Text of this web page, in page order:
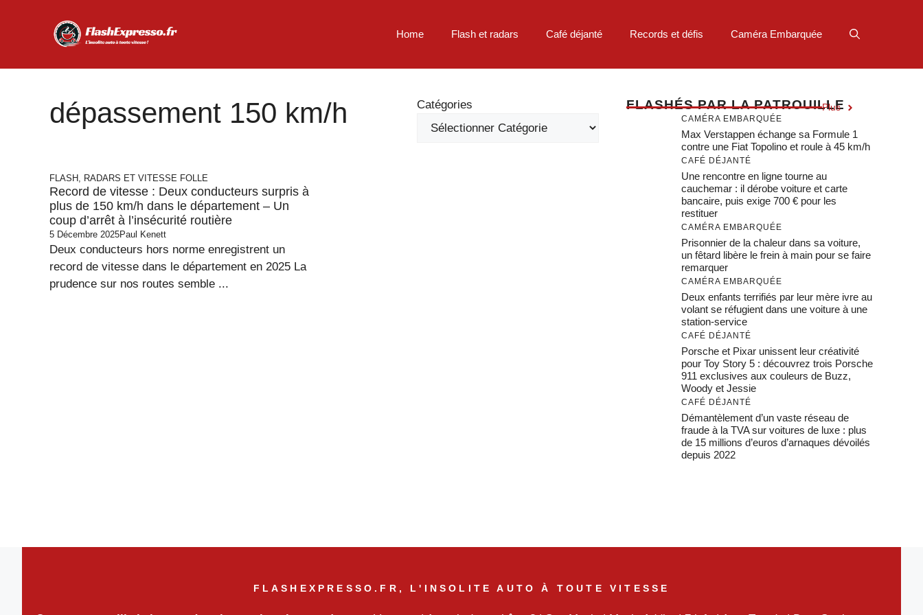
Home Flash et radars Café déjanté Records et défis Caméra Embarquée
dépassement 150 km/h Catégories
FLASH, RADARS ET VITESSE FOLLE
Record de vitesse : Deux conducteurs surpris à
plus de 150 km/h dans le département – Un
coup d’arrêt à l’insécurité routière
5 Décembre 2025Paul Kenett
Deux conducteurs hors norme enregistrent un
record de vitesse dans le département en 2025 La
prudence sur nos routes semble ...
FLASHÉS PAR LA PATROUILLE
Plus
CAMÉRA EMBARQUÉE
Max Verstappen échange sa Formule 1
contre une Fiat Topolino et roule à 45 km/h
CAFÉ DÉJANTÉ
Une rencontre en ligne tourne au
cauchemar : il dérobe voiture et carte
bancaire, puis exige 700 € pour les
restituer
CAMÉRA EMBARQUÉE
Prisonnier de la chaleur dans sa voiture,
un fêtard libère le frein à main pour se faire
remarquer
CAMÉRA EMBARQUÉE
Deux enfants terrifiés par leur mère ivre au
volant se réfugient dans une voiture à une
station-service
CAFÉ DÉJANTÉ
Porsche et Pixar unissent leur créativité
pour Toy Story 5 : découvrez trois Porsche
911 exclusives aux couleurs de Buzz,
Woody et Jessie
CAFÉ DÉJANTÉ
Démantèlement d’un vaste réseau de
fraude à la TVA sur voitures de luxe : plus
de 15 millions d’euros d’arnaques dévoilés
depuis 2022
FLASHEXPRESSO.FR, L'INSOLITE AUTO À TOUTE VITESSE